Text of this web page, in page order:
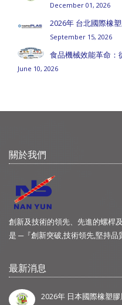
December 01, 2026
2026年 台北國際橡
September 15, 2026
食品機械效能革命：
June 10, 2026
關於我們
創新及技術的領先、先進的螺桿
是 ─『創新突破,技術領先,堅持品
最新消息
2026年 日本國際橡塑膠